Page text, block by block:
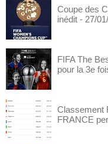
Coupe des
inédit - 27/
FIFA The
pour la 3e
Classement
FRANCE